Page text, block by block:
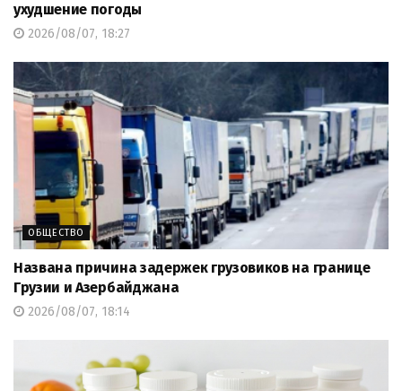
ухудшение погоды
2026/08/07, 18:27
ОБЩЕСТВО
Названа причина задержек грузовиков на границе
Грузии и Азербайджана
2026/08/07, 18:14